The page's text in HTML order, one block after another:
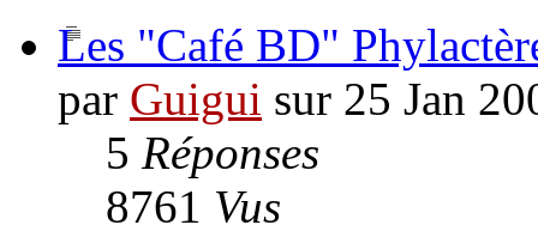
Les "Café BD"
par Guigui sur 25 Jan
5 Réponses
8761 Vus